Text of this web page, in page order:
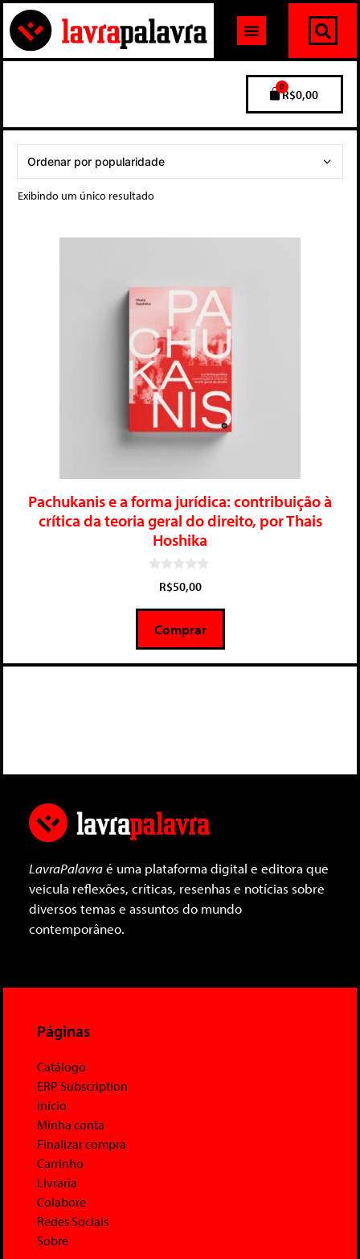
R$0,00
0
Exibindo um único resultado
Pachukanis e a forma jurídica: contribuição à
crítica da teoria geral do direito, por Thais
Hoshika
5
R$50,00
Comprar
LavraPalavraé uma plataforma digital e editora que
veicula reflexões, críticas, resenhas e notícias sobre
diversos temas e assuntos do mundo
contemporâneo.
Páginas
Catálogo
ERP Subscription
Início
Minha conta
Finalizar compra
Carrinho
Livraria
Colabore
Redes Sociais
Sobre